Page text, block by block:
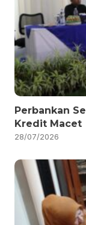
Perbankan
Kredit Macet
28/07/2026